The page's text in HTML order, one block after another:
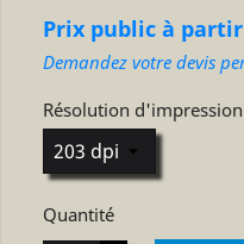
Prix public à partir
Demandez votre devis
Résolution d'impression
Quantité